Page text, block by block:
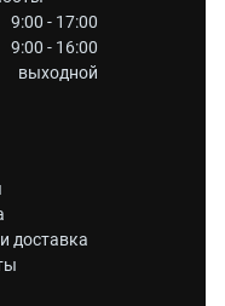
9:00 - 17:00
9:00 - 16:00
выходной
доставка